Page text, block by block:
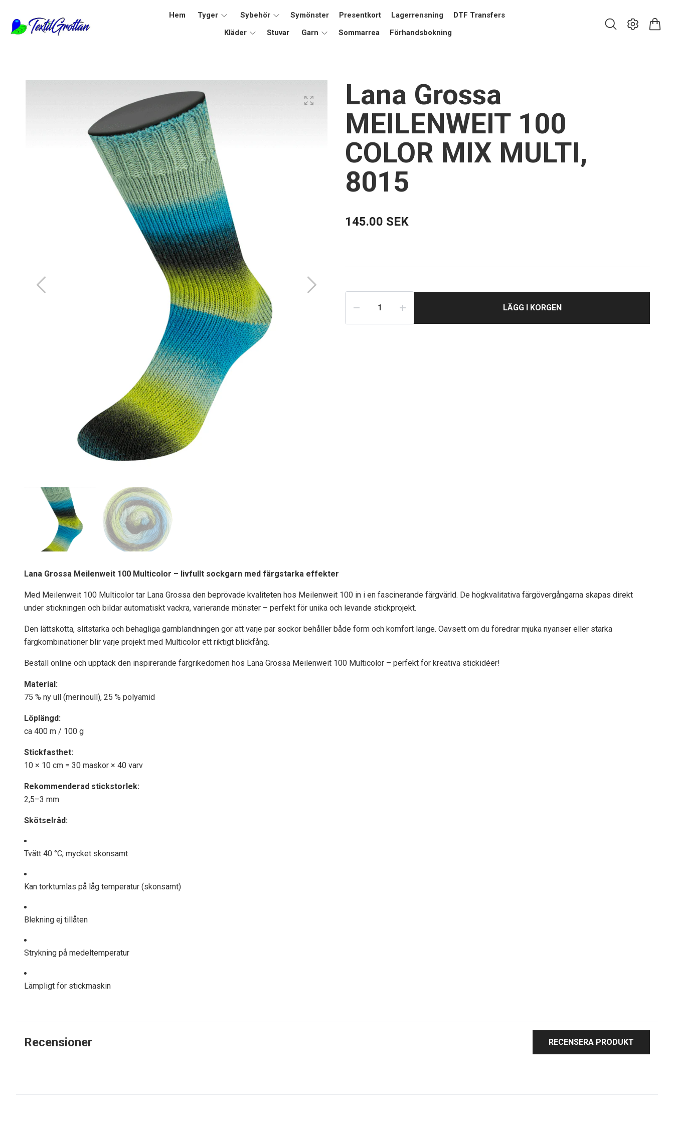
Hem Tyger Sybehör Symönster Presentkort Lagerrensning
DTF Transfers
Kläder
Stuvar Garn Sommarrea Förhandsbokning
Lana Grossa
MEILENWEIT 100
COLOR MIX MULTI,
8015
145.00 SEK
LÄGG I KORGEN
Lana Grossa Meilenweit 100 Multicolor – livfullt sockgarn med färgstarka effekter
Med Meilenweit 100 Multicolor tar Lana Grossa den beprövade kvaliteten hos Meilenweit 100 in i en fascinerande färgvärld. De högkvalitativa färgövergångarna skapas direkt
under stickningen och bildar automatiskt vackra, varierande mönster – perfekt för unika och levande stickprojekt.
Den lättskötta, slitstarka och behagliga garnblandningen gör att varje par sockor behåller både form och komfort länge. Oavsett om du föredrar mjuka nyanser eller starka
färgkombinationer blir varje projekt med Multicolor ett riktigt blickfång.
Beställ online och upptäck den inspirerande färgrikedomen hos Lana Grossa Meilenweit 100 Multicolor – perfekt för kreativa stickidéer!
Material:
75 % ny ull (merinoull), 25 % polyamid
Löplängd:
ca 400 m / 100 g
Stickfasthet:
10 × 10 cm = 30 maskor × 40 varv
Rekommenderad stickstorlek:
2,5–3 mm
Skötselråd:
Tvätt 40 °C, mycket skonsamt
Kan torktumlas på låg temperatur (skonsamt)
Blekning ej tillåten
Strykning på medeltemperatur
Lämpligt för stickmaskin
Recensioner RECENSERA PRODUKT